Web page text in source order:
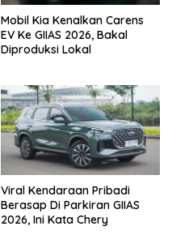
Mobil Kia Kenalkan Carens
EV Ke GIIAS 2026, Bakal
Diproduksi Lokal
Viral Kendaraan Pribadi
Berasap Di Parkiran GIIAS
2026, Ini Kata Chery